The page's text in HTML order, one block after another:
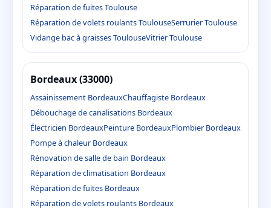
Réparation de fuites Toulouse
Réparation de volets roulants ToulouseSerrurier Toulouse
Vidange bac à graisses ToulouseVitrier Toulouse
Bordeaux (33000)
Assainissement BordeauxChauffagiste Bordeaux
Débouchage de canalisations Bordeaux
Électricien BordeauxPeinture BordeauxPlombier Bordeaux
Pompe à chaleur Bordeaux
Rénovation de salle de bain Bordeaux
Réparation de climatisation Bordeaux
Réparation de fuites Bordeaux
Réparation de volets roulants Bordeaux